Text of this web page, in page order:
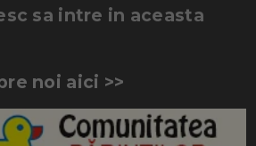
sa intre in aceasta
noi aici >>